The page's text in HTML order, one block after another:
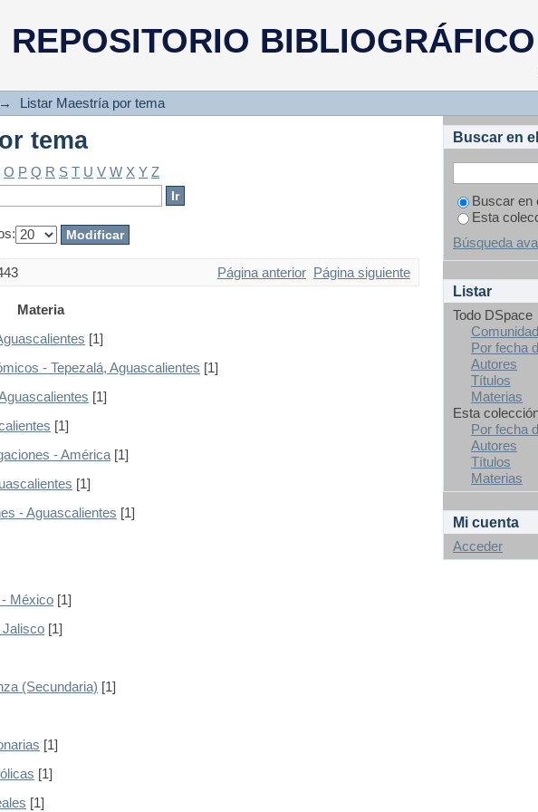
REPOSITORIO BIBLIOGRÁFICO
tema
→ Listar Maestría por tema
tema
O P Q R S T U V W X Y Z
Página anterior Página siguiente
Materia
[1]
- Tepezalá, Aguascalientes [1]
[1]
[1]
- América [1]
[1]
- Aguascalientes [1]
México [1]
Jalisco [1]
(Secundaria) [1]
[1]
[1]
[1]
Buscar en
Buscar en
Esta
Búsqueda
Listar
Todo DSpace
Por fecha
Autores
Títulos
Materias
Esta
Por fecha
Autores
Títulos
Materias
Mi cuenta
Acceder